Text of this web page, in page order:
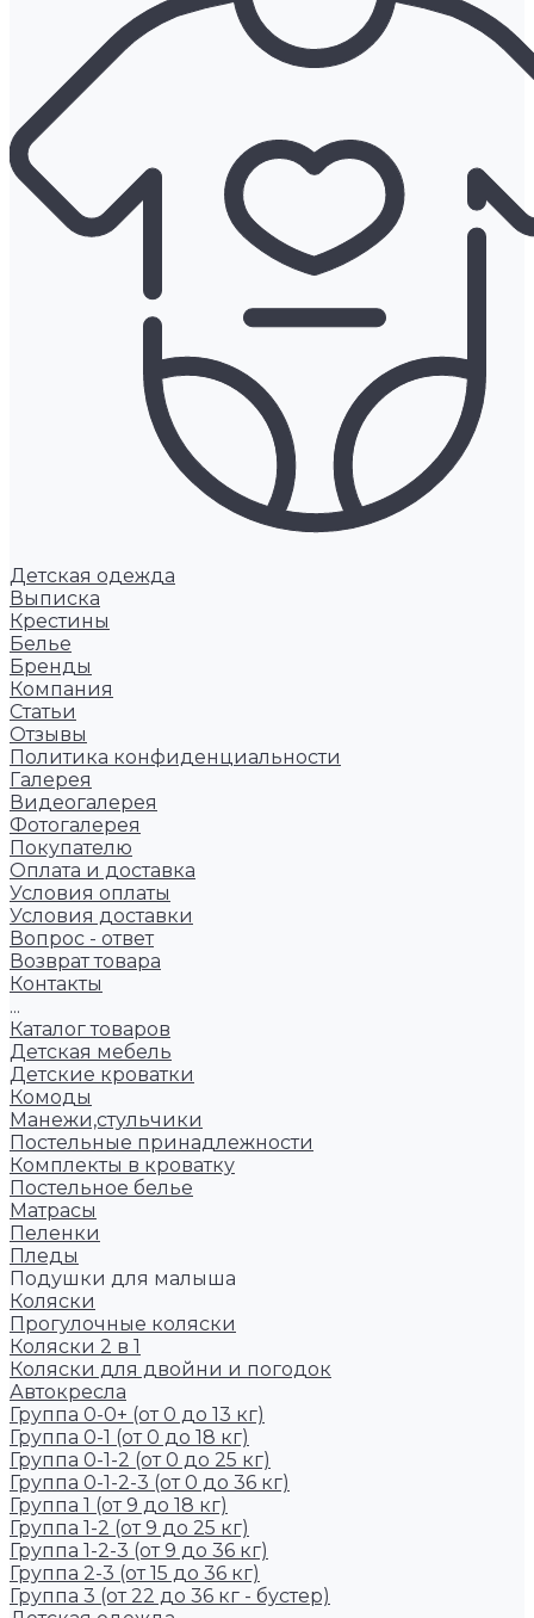
Детская одежда
Выписка
Крестины
Белье
Бренды
Компания
Статьи
Отзывы
Политика конфиденциальности
Галерея
Видеогалерея
Фотогалерея
Покупателю
Оплата и доставка
Условия оплаты
Условия доставки
Вопрос - ответ
Возврат товара
Контакты
...
Каталог товаров
Детская мебель
Детские кроватки
Комоды
Манежи,стульчики
Постельные принадлежности
Комплекты в кроватку
Постельное белье
Матрасы
Пеленки
Пледы
Подушки для малыша
Коляски
Прогулочные коляски
Коляски 2 в 1
Коляски для двойни и погодок
Автокресла
Группа 0-0+ (от 0 до 13 кг)
Группа 0-1 (от 0 до 18 кг)
Группа 0-1-2 (от 0 до 25 кг)
Группа 0-1-2-3 (от 0 до 36 кг)
Группа 1 (от 9 до 18 кг)
Группа 1-2 (от 9 до 25 кг)
Группа 1-2-3 (от 9 до 36 кг)
Группа 2-3 (от 15 до 36 кг)
Группа 3 (от 22 до 36 кг - бустер)